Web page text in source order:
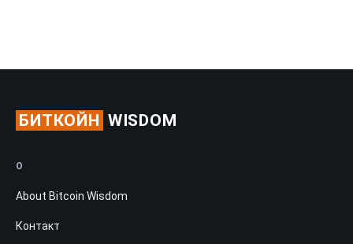
БИТКОЙН WISDOM
О
About Bitcoin Wisdom
Контакт